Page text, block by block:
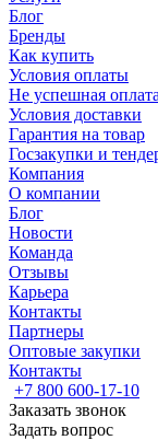
Блог
Бренды
Как купить
Условия оплаты
Не успешная оплата
Условия доставки
Гарантия на товар
Госзакупки и
Компания
О компании
Блог
Новости
Команда
Отзывы
Карьера
Контакты
Партнеры
Оптовые закупки
Контакты
+7 800 600-17-10
Заказать звонок
Задать вопрос